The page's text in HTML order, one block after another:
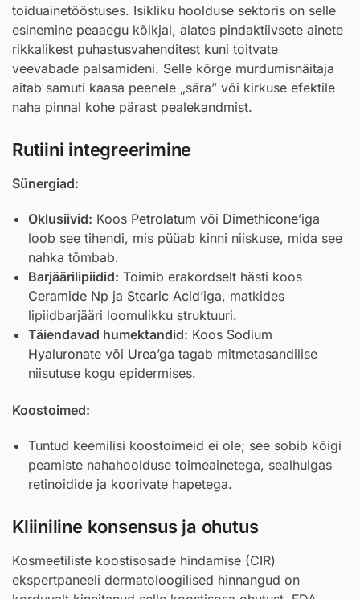
toiduainetööstuses. Isikliku hoolduse sektoris on selle
esinemine peaaegu kõikjal, alates pindaktiivsete ainete
rikkalikest puhastusvahenditest kuni toitvate
veevabade palsamideni. Selle kõrge murdumisnäitaja
aitab samuti kaasa peenele „sära” või kirkuse efektile
naha pinnal kohe pärast pealekandmist.
Rutiini integreerimine
Sünergiad:
Oklusiivid: Koos Petrolatum või Dimethicone’iga
loob see tihendi, mis püüab kinni niiskuse, mida see
nahka tõmbab.
Barjäärilipiidid: Toimib erakordselt hästi koos
Ceramide Np ja Stearic Acid’iga, matkides
lipiidbarjääri loomulikku struktuuri.
Täiendavad humektandid: Koos Sodium
Hyaluronate või Urea’ga tagab mitmetasandilise
niisutuse kogu epidermises.
Koostoimed:
Tuntud keemilisi koostoimeid ei ole; see sobib kõigi
peamiste nahahoolduse toimeainetega, sealhulgas
retinoidide ja koorivate hapetega.
Kliiniline konsensus ja ohutus
Kosmeetiliste koostisosade hindamise (CIR)
ekspertpaneeli dermatoloogilised hinnangud on